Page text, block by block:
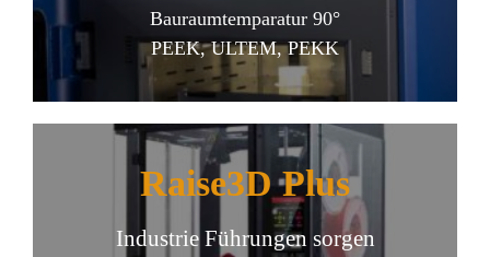
Bauraumtemparatur 90°
PEEK, ULTEM, PEKK
Raise3D Plus
Industrie Führungen sorgen